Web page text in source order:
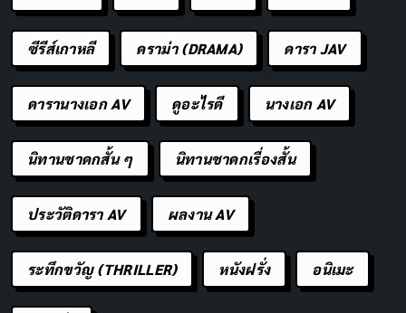
Glen Powellนำพลังที่หงุดหงิดและตึงเครียดมาสู่บทนำ
ของ Ben Richards ได้อย่างยอดเยี่ยม Powell เกิดและ
เติบโตในเท็กซัส รู้วิธีสลักใบหน้าของเขาให้กลายเป็นการ
จ้องมองอันแสนโกรธของการแก้แค้น แต่ยังมีบางอย่างที่น่า
รักในตัวเขา เขากำลังเลียนแบบความไร้หัวใจของ
คชั่นยุค 80Ben ไม่ใช่อาชญากร ไม่ใช่ซูเปอร์ฮีโร่ เขาเป็น
แค่พ่อคนหนึ่งที่พยายามเอาชีวิตรอดด้วยวิธีใดก็ได้ Powell
แสดงตัวละครประเภทที่พูดจาเสียดสี มีอารมณ์ขัน และเป็น
ตัวต้านแบบเขตชายแดนที่Bruce Willisอาจแสดงได้อย่าง
ยอดเยี่ยมเมื่อ 25 ปีที่แล้ว และความหงุดหงิดที่เดือดดาลอยู่
ตลอดเวลาของเขาเป็นแหล่งอารมณ์ขันที่เชื่อถือได้
ซีรีส์เกาหลี ดราม่า (DRAMA) ดารา JAV
ดารานางเอก AV ดูอะไรดี นางเอก AV
นิทานชาดกสั้น ๆ นิทานชาดกเรื่องสั้น
ประวัติดารา AV ผลงาน AV
ระทึกขวัญ (THRILLER) หนังฝรั่ง อนิเมะ